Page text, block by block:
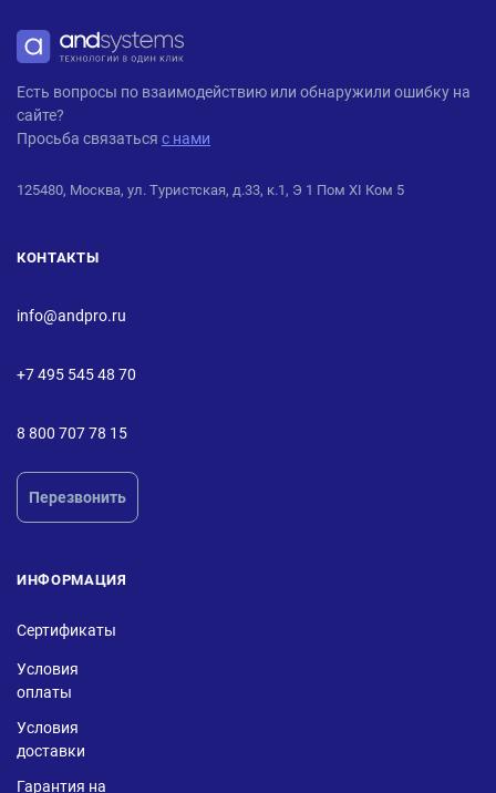
ANDPRO
Есть вопросы по взаимодействию или обнаружили ошибку на
сайте?
Просьба связаться с нами
125480, Москва, ул. Туристская, д.33, к.1, Э 1 Пом XI Ком 5
КОНТАКТЫ
info@andpro.ru
+7 495 545 48 70
8 800 707 78 15
Перезвонить
ИНФОРМАЦИЯ
Сертификаты
Условия
оплаты
Условия
доставки
Гарантия на